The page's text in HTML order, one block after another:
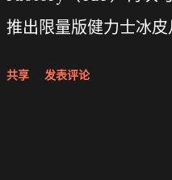
推出限量版健力士冰皮
共享 发表评论